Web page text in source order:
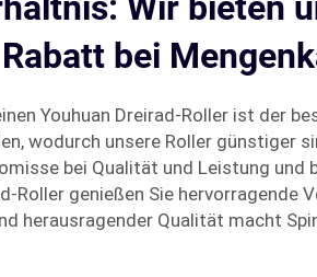
bei
Youhuan Dreirad-Roller ist der
wodurch unsere Roller günstiger
bei Qualität und Leistung und
Roller genießen Sie
herausragender Qualität macht